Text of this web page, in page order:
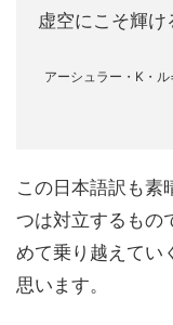
虚空にこそ輝け
アーシュラー・K・
この日本語訳も素
つは対立するもの
めて乗り越えてい
思います。